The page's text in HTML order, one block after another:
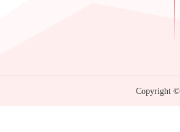
Copyright